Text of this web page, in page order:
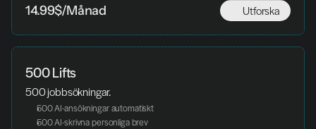
Utforska
14.99$/Månad
500 Lifts
500 jobbsökningar.
500 AI-ansökningar automatiskt
500 AI-skrivna personliga brev